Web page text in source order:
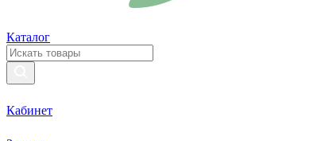
Каталог
Кабинет